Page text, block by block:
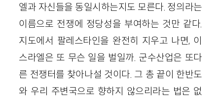
엘과 자신들을 동일시하는지도 모른다. 정의라는
이름으로 전쟁에 정당성을 부여하는 것만 같다.
지도에서 팔레스타인을 완전히 지우고 나면, 이
스라엘은 또 무슨 일을 벌일까. 군수산업은 또다
른 전쟁터를 찾아나설 것이다. 그 총 끝이 한반도
와 우리 주변국으로 향하지 않으리라는 법은 없